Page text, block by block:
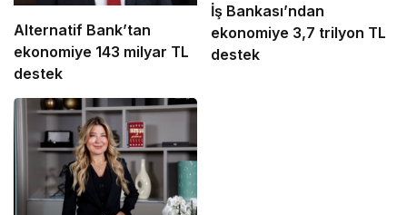
Alternatif Bank’tan
ekonomiye 143 milyar TL
destek
İş Bankası’ndan
ekonomiye 3,7 trilyon TL
destek